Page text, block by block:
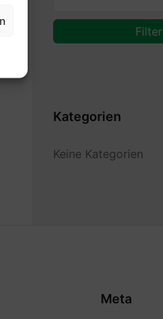
Filter
Kategorien
Keine Kategorien
Meta